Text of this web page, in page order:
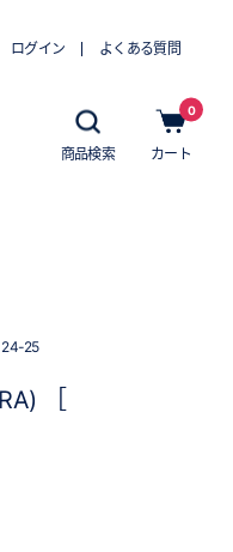
ログイン よくある質問
商品検索 カート
0
24-25
［